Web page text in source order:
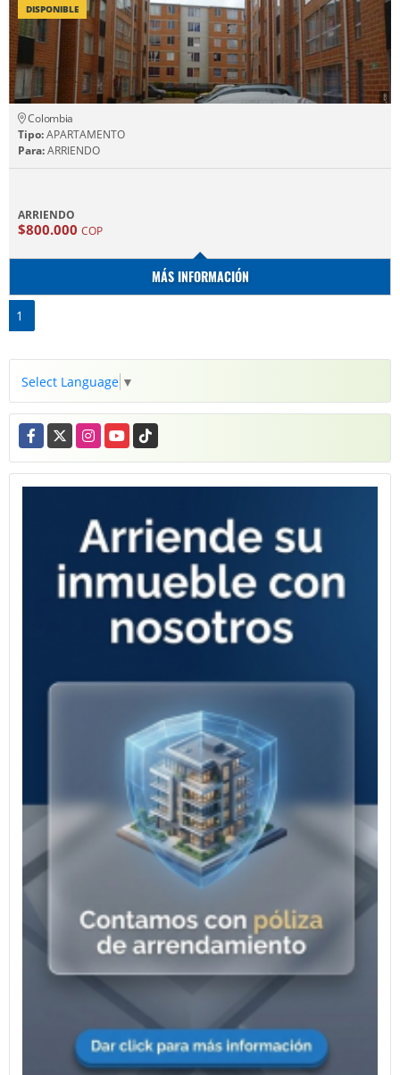
DISPONIBLE
Colombia
Tipo:APARTAMENTO
Para:ARRIENDO
ARRIENDO
$800.000 COP
MÁS INFORMACIÓN
1
Select Language ▼
Facebook
X InstagramYouTubeTikTok